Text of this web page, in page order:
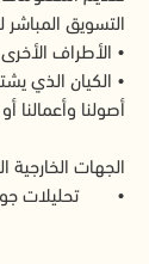
التسويق
• الأطراف
• الكيان الذي
أصولنا وأعمالنا
الجهات
• تحليلات